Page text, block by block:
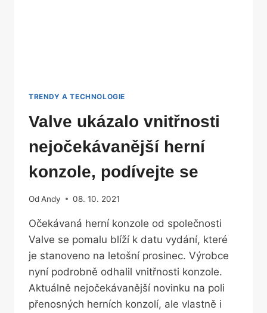
TRENDY A TECHNOLOGIE
Valve ukázalo vnitřnosti
nejočekávanější herní
konzole, podívejte se
Od Andy 08. 10. 2021
Očekávaná herní konzole od společnosti
Valve se pomalu blíží k datu vydání, které
je stanoveno na letošní prosinec. Výrobce
nyní podrobně odhalil vnitřnosti konzole.
Aktuálně nejočekávanější novinku na poli
přenosných herních konzolí, ale vlastně i